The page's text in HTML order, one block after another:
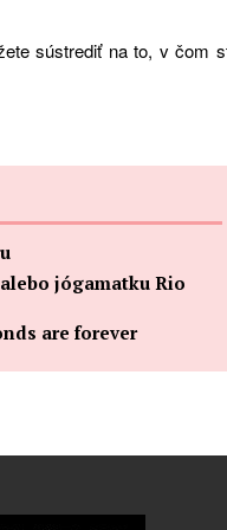
sústrediť na to, v čom
jógamatku Rio
are forever